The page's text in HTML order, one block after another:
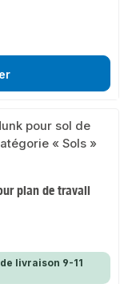
plan de travail
livraison 9-11